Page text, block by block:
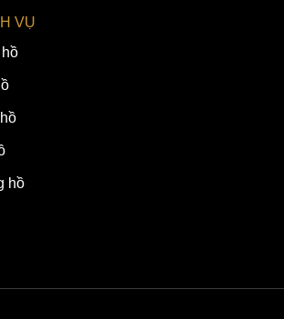
chính xác của đồng hồ Citizen CA0617-
namtuyệt vời để phối hợp với nhiều
VỤ
hồ